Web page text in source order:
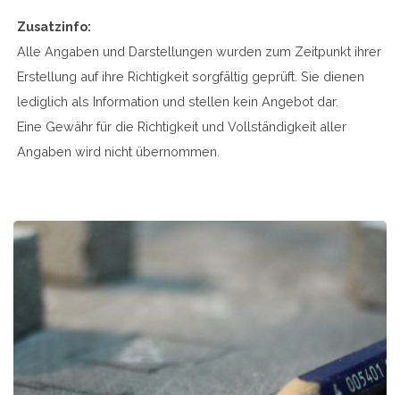
Zusatzinfo:
Alle Angaben und Darstellungen wurden zum Zeitpunkt ihrer
Erstellung auf ihre Richtigkeit sorgfältig geprüft. Sie dienen
lediglich als Information und stellen kein Angebot dar.
Eine Gewähr für die Richtigkeit und Vollständigkeit aller
Angaben wird nicht übernommen.